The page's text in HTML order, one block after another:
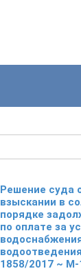
Решение суда
взыскании в
порядке
по оплате за
1858/2017 ~